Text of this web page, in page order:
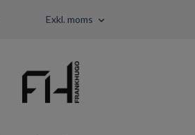
Exkl. moms